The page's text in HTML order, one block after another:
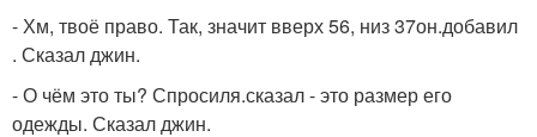
- Хм, твоё право. Так, значит вверх 56, низ 37он.добавил
. Сказал джин.
- О чём это ты? Спросиля.сказал - это размер его
одежды. Сказал джин.